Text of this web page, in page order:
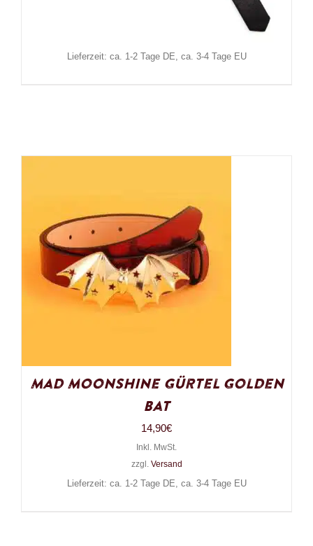
Lieferzeit: ca. 1-2 Tage DE, ca. 3-4 Tage EU
Mad Moonshine Gürtel Golden
Bat
14,90€
Inkl. MwSt.
zzgl. Versand
Lieferzeit: ca. 1-2 Tage DE, ca. 3-4 Tage EU